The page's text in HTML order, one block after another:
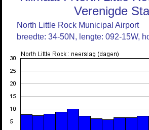
Verenigde
North Little Rock Municipal Airport
breedte: 34-50N, lengte: 092-15W,